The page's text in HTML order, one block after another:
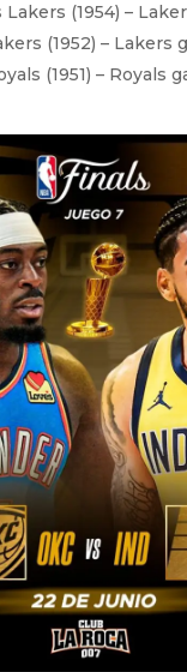
(1954) –
(1952) – Lakers
(1951) – Royals